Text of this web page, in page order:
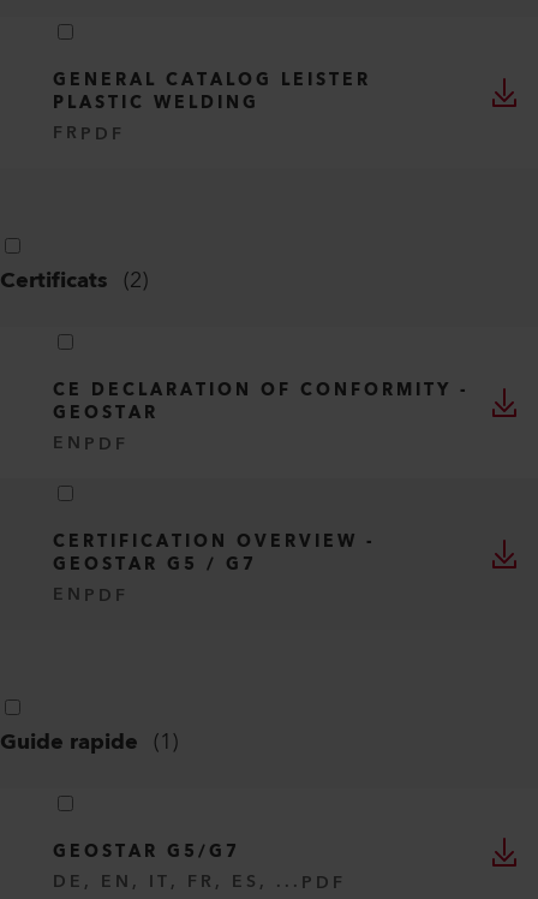
GENERAL CATALOG LEISTER
PLASTIC WELDING
FR PDF
Certificats (2)
CE DECLARATION OF CONFORMITY -
GEOSTAR
EN PDF
CERTIFICATION OVERVIEW -
GEOSTAR G5 / G7
EN PDF
Guide rapide (1)
GEOSTAR G5/G7
DE, EN, IT, FR, ES, ... PDF